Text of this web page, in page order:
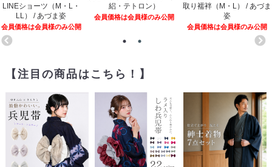
LINEショーツ（M・L・
LL） / あづま姿
会員価格は会員様のみ公開
絽・テトロン）
会員価格は会員様のみ公開
取り襦袢（M・L） / あづま
姿
会員価格は会員様のみ公開
【注目の商品はこちら！】